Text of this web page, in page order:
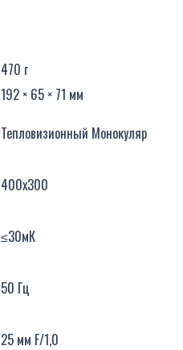
470 г
192 × 65 × 71 мм
Тепловизионный Монокуляр
400х300
≤30мК
50 Гц
25 мм F/1,0